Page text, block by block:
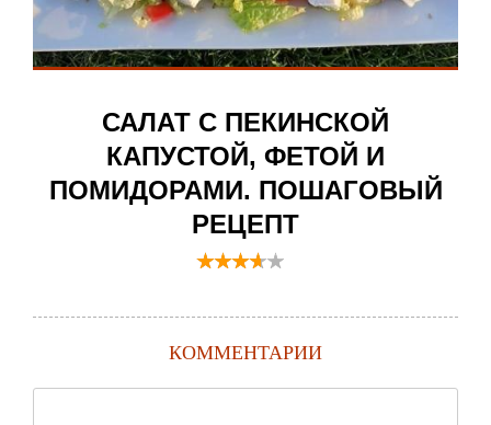
САЛАТ С ПЕКИНСКОЙ
КАПУСТОЙ, ФЕТОЙ И
ПОМИДОРАМИ. ПОШАГОВЫЙ
РЕЦЕПТ
КОММЕНТАРИИ